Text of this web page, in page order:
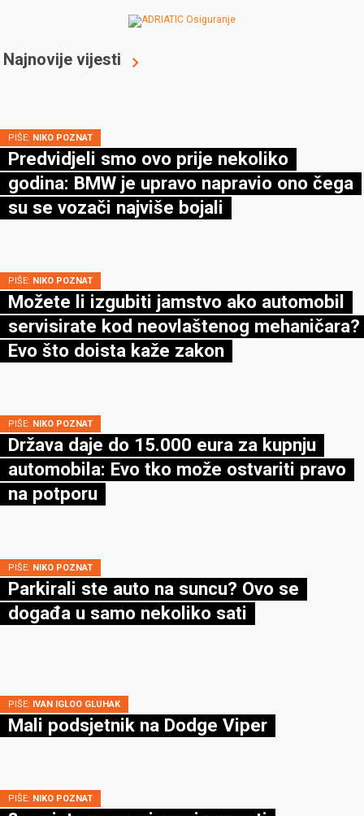
Najnovije vijesti
PIŠE: NIKO POZNAT
Predvidjeli smo ovo prije nekoliko
godina: BMW je upravo napravio ono čega
su se vozači najviše bojali
PIŠE: NIKO POZNAT
Možete li izgubiti jamstvo ako automobil
servisirate kod neovlaštenog mehaničara?
Evo što doista kaže zakon
PIŠE: NIKO POZNAT
Država daje do 15.000 eura za kupnju
automobila: Evo tko može ostvariti pravo
na potporu
PIŠE: NIKO POZNAT
Parkirali ste auto na suncu? Ovo se
događa u samo nekoliko sati
PIŠE: IVAN IGLOO GLUHAK
Mali podsjetnik na Dodge Viper
PIŠE: NIKO POZNAT